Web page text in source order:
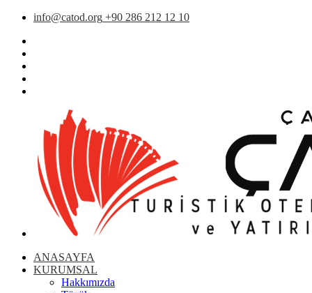
info@catod.org +90 286 212 12 10
ANASAYFA
KURUMSAL
Hakkımızda